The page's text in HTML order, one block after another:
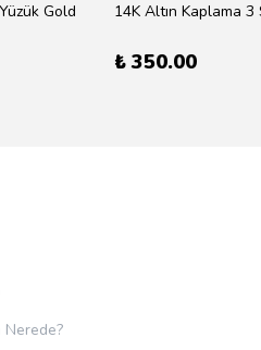
Gold 14K Altın Kaplama 3
₺ 350.00
Nerede?